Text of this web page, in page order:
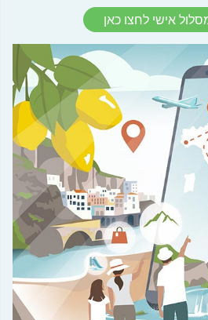
אישי לחצו כאן